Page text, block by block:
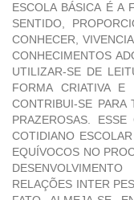
ESCOLA BÁSICA É A
SENTIDO,
CONHECER,
CONHECIMENTOS
UTILIZAR-SE DE
FORMA CRIATIVA E
CONTRIBUI-SE PARA
PRAZEROSAS.
COTIDIANO
EQUÍVOCOS NO
RELAÇÕES INTER